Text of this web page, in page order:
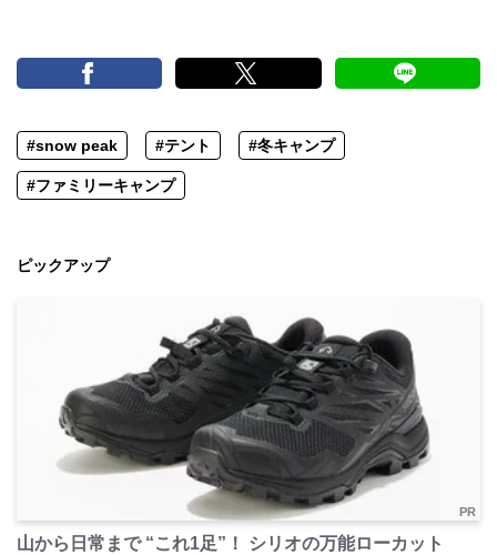
#snow peak #テント #冬キャンプ
#ファミリーキャンプ
ピックアップ
PR
山から日常まで “これ1足”！ シリオの万能ローカット